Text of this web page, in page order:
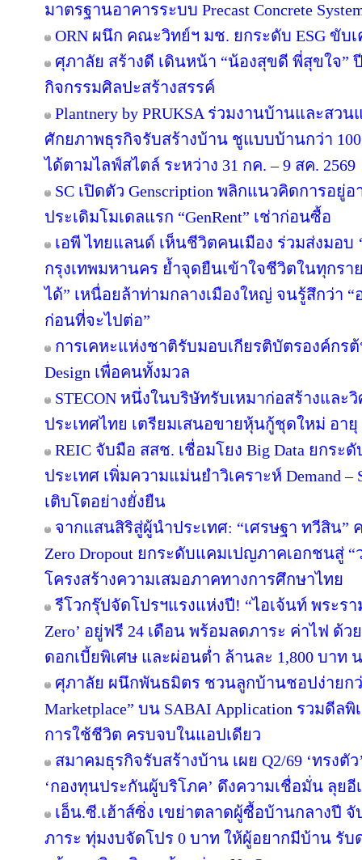
มาตรฐานอาคารระบบ Precast Concrete
ORN ผนึก คณะวิทย์ฯ มช. ยกระดับ ESG ขับ
ศุภาลัย สร้างดี เดินหน้า “น้องสุขดี พี่สุขใจ”
กิจกรรมศิลปะสร้างสรรค์
Plantnery by PRUKSA ร่วมงานบ้านและสวน
ศักยภาพธุรกิจรับสร้างบ้าน ชูแบบบ้านกว่า
ได้ตามไลฟ์สไตล์ ระหว่าง 31 กค. – 9 สค. 2569
SC เปิดตัว Genscription พลิกแนวคิดการอ
ประเดิมโมเดลแรก “GenRent” เช่าก่อนซื้อ
เอพี ไทยแลนด์ เห็นชีวิตคนเมือง ร่วมส่งมอบ
กรุงเทพมหานคร ย้ำจุดยืนเข้าใจชีวิตในทุกรา
ได้” เหนื่อยล้าท่ามกลางเมืองใหญ่ จนรู้สึกว่า
ก่อนที่จะไปต่อ”
การเคหะแห่งชาติรับมอบเกียรติบัตรองค์กร
Design เพื่อคนทั้งมวล
STECON หนึ่งในบริษัทรับเหมาก่อสร้างแล
ประเทศไทย เตรียมเสนอขายหุ้นกู้ชุดใหม่ อา
REIC จับมือ สสช. เชื่อมโยง Big Data ยกร
ประเทศ เพิ่มความแม่นยำวิเคราะห์ Demand
เติบโตอย่างยั่งยืน
จากแสนสิริสู่ผู้นำประเทศ: “เศรษฐา ทวีสิน”
Zero Dropout ยกระดับแคมเปญภาคเอกชนสู่
โครงสร้างความเสมอภาคทางการศึกษาไทย
รีโวกรุ๊ปจัดโปรฯแรงแห่งปี! “ไอเจ้นท์ พระรา
Zero’ อยู่ฟรี 24 เดือน พร้อมลดภาระ ค่าไฟ ด้
ดอกเบี้ยพิเศษ และผ่อนต่ำ ล้านละ 1,800 บาท
ศุภาลัย ผนึกพันธมิตร ชวนลูกบ้านชอปง่ายกว่
Marketplace” บน SABAI Application รวมดีล
การใช้ชีวิต ครบจบในแอปเดียว
สมาคมธุรกิจรับสร้างบ้าน เผย Q2/69 ‘ทรง
‘กองทุนประกันผู้บริโภค’ ดึงความเชื่อมั่น ลุย
เอ็น.ซี.เฮ้าส์ซิ่ง เขย่าตลาดผู้ซื้อบ้านกลางปี
ภาระ ทุ่มงบจัดโปร 0 บาท ให้ผู้อยากมีบ้าน รับ